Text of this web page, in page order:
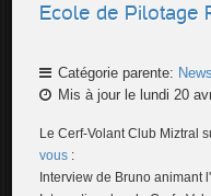
Ecole de Pilotage
Catégorie parente: News
Mis à jour le lundi 20
Le Cerf-Volant Club Miztral
vous :
Interview de Bruno animant